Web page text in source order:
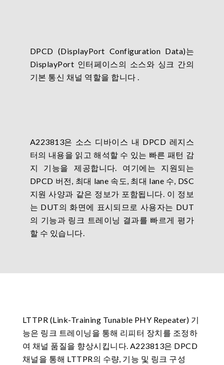
DPCD (DisplayPort Configuration Data)는
DisplayPort 인터페이스의 소스와 싱크 간의
기본 통신 채널 역할을 합니다 .
A223813은 소스 디바이스 내 DPCD 레지스
터의 내용을 읽고 해석할 수 있는 빠른 패턴 감
지 기능을 제공합니다. 여기에는 지원되는
DPCD 버전, 최대 lane 속도, 최대 lane 수, DSC
지원 사양과 같은 정보가 포함됩니다. 이 정보
는 DUT의 화면에 표시되므로 사용자는 DUT
의 기능과 링크 트레이닝 결과를 빠르게 평가
할 수 있습니다.
LTTPR (Link-Training Tunable PHY Repeater) 기
능은 링크 트레이닝을 통해 리피터 장치를 조정하
여 채널 품질을 향상시킵니다. A223813은 DPCD
채널을 통해 LTTPR의 수량, 기능 및 링크 구성